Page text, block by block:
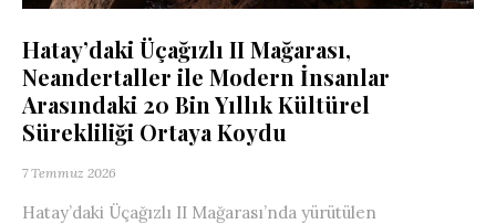
Hatay’daki Üçağızlı II Mağarası,
Neandertaller ile Modern İnsanlar
Arasındaki 20 Bin Yıllık Kültürel
Sürekliliği Ortaya Koydu
7 Temmuz 2026
Hatay’daki Üçağızlı II Mağarası’nda yürütülen